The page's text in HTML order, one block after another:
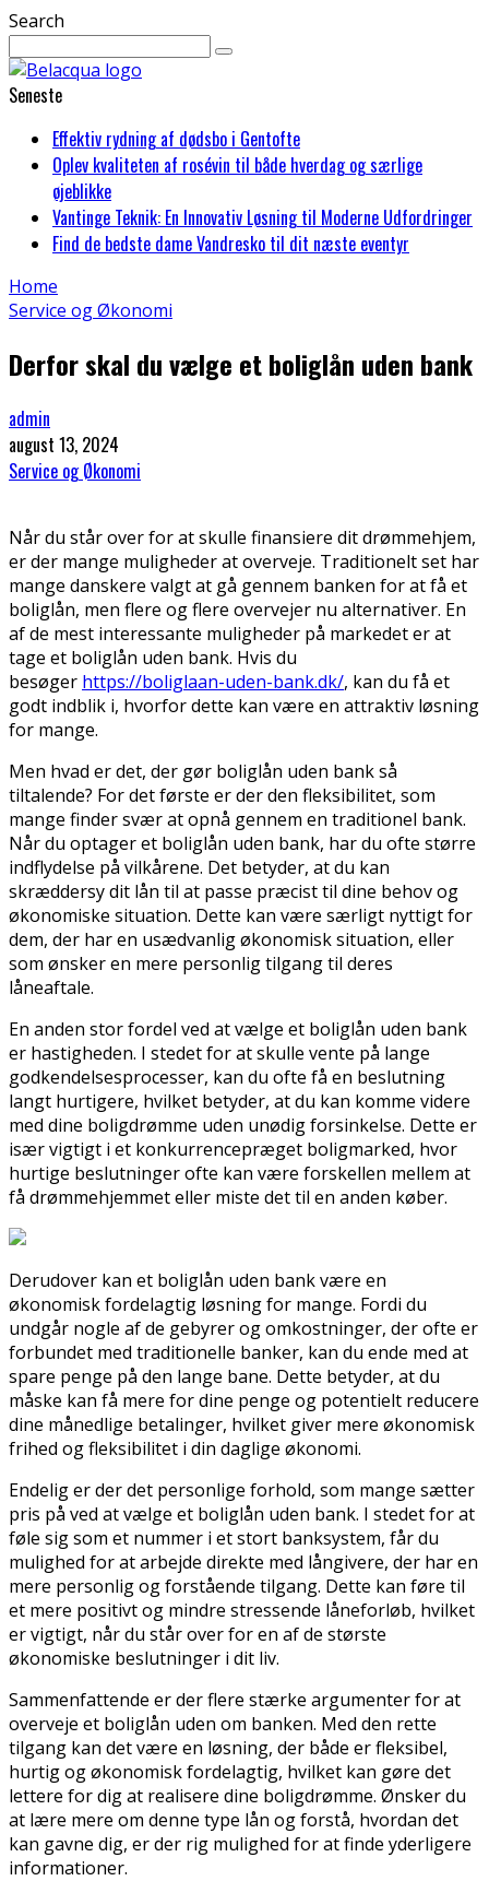
Search
Seneste
Effektiv rydning af dødsbo i Gentofte
Oplev kvaliteten af rosévin til både hverdag og særlige
øjeblikke
Vantinge Teknik: En Innovativ Løsning til Moderne Udfordringer
Find de bedste dame Vandresko til dit næste eventyr
Home
Service og Økonomi
Derfor skal du vælge et boliglån uden bank
admin
august 13, 2024
Service og Økonomi
Når du står over for at skulle finansiere dit drømmehjem,
er der mange muligheder at overveje. Traditionelt set har
mange danskere valgt at gå gennem banken for at få et
boliglån, men flere og flere overvejer nu alternativer. En
af de mest interessante muligheder på markedet er at
tage et boliglån uden bank. Hvis du
besøger https://boliglaan-uden-bank.dk/, kan du få et
godt indblik i, hvorfor dette kan være en attraktiv løsning
for mange.
Men hvad er det, der gør boliglån uden bank så
tiltalende? For det første er der den fleksibilitet, som
mange finder svær at opnå gennem en traditionel bank.
Når du optager et boliglån uden bank, har du ofte større
indflydelse på vilkårene. Det betyder, at du kan
skræddersy dit lån til at passe præcist til dine behov og
økonomiske situation. Dette kan være særligt nyttigt for
dem, der har en usædvanlig økonomisk situation, eller
som ønsker en mere personlig tilgang til deres
låneaftale.
En anden stor fordel ved at vælge et boliglån uden bank
er hastigheden. I stedet for at skulle vente på lange
godkendelsesprocesser, kan du ofte få en beslutning
langt hurtigere, hvilket betyder, at du kan komme videre
med dine boligdrømme uden unødig forsinkelse. Dette er
især vigtigt i et konkurrencepræget boligmarked, hvor
hurtige beslutninger ofte kan være forskellen mellem at
få drømmehjemmet eller miste det til en anden køber.
Derudover kan et boliglån uden bank være en
økonomisk fordelagtig løsning for mange. Fordi du
undgår nogle af de gebyrer og omkostninger, der ofte er
forbundet med traditionelle banker, kan du ende med at
spare penge på den lange bane. Dette betyder, at du
måske kan få mere for dine penge og potentielt reducere
dine månedlige betalinger, hvilket giver mere økonomisk
frihed og fleksibilitet i din daglige økonomi.
Endelig er der det personlige forhold, som mange sætter
pris på ved at vælge et boliglån uden bank. I stedet for at
føle sig som et nummer i et stort banksystem, får du
mulighed for at arbejde direkte med långivere, der har en
mere personlig og forstående tilgang. Dette kan føre til
et mere positivt og mindre stressende låneforløb, hvilket
er vigtigt, når du står over for en af de største
økonomiske beslutninger i dit liv.
Sammenfattende er der flere stærke argumenter for at
overveje et boliglån uden om banken. Med den rette
tilgang kan det være en løsning, der både er fleksibel,
hurtig og økonomisk fordelagtig, hvilket kan gøre det
lettere for dig at realisere dine boligdrømme. Ønsker du
at lære mere om denne type lån og forstå, hvordan det
kan gavne dig, er der rig mulighed for at finde yderligere
informationer.